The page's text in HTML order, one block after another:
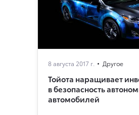
8 августа 2017 г. Другое
Тойота наращивает
в безопасность
автомобилей